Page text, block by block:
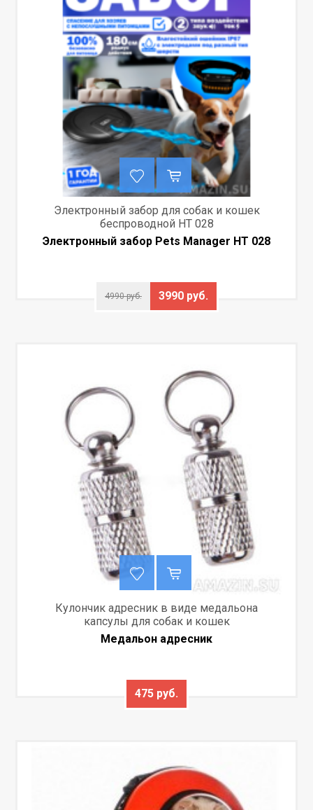
Электронный забор для собак и кошек
беспроводной HT 028
Электронный забор Pets Manager HT 028
4990 руб. 3990 руб.
Кулончик адресник в виде медальона
капсулы для собак и кошек
Медальон адресник
475 руб.